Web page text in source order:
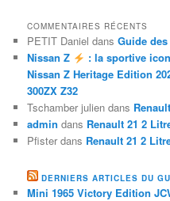
COMMENTAIRES RÉCENTS
PETIT Daniel dansGuide
Nissan Z
: la sportive
Nissan Z Heritage Edition
300ZX Z32
Tschamber julien dans
admin dans Renault 21 2
Pfister dans Renault 21 2
DERNIERS ARTICLES DU
Mini 1965 Victory Edition